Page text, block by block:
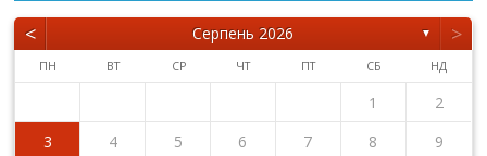
< Серпень 2026 ▼ >
ПН ВТ СР ЧТ ПТ СБ НД
1
2
3
4 5 6 7 8
9